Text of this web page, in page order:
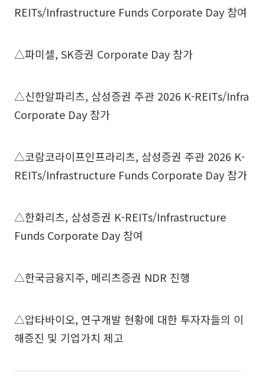
REITs/Infrastructure Funds Corporate Day 참여
△파미셀, SK증권 Corporate Day 참가
△신한알파리츠, 삼성증권 주관 2026 K-REITs/Infra
Corporate Day 참가
△코람코라이프인프라리츠, 삼성증권 주관 2026 K-
REITs/Infrastructure Funds Corporate Day 참가
△한화리츠, 삼성증권 K-REITs/Infrastructure
Funds Corporate Day 참여
△한국금융지주, 메리츠증권 NDR 진행
△압타바이오, 연구개발 현황에 대한 투자자들의 이
해증진 및 기업가치 제고